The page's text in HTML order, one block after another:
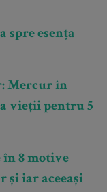
spre esența
Mercur în
vieții pentru 5
în 8 motive
și iar aceeași